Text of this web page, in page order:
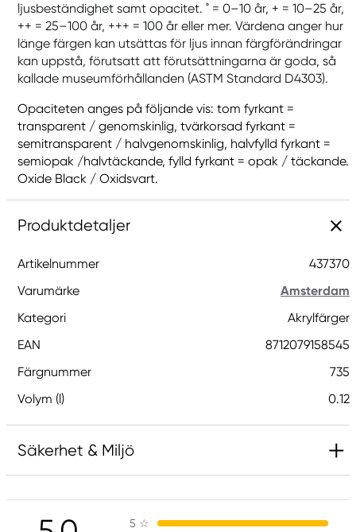
ljusbeständighet samt opacitet. ˚ = 0–10 år, + = 10–25 år,
++ = 25–100 år, +++ = 100 år eller mer. Värdena anger hur
länge färgen kan utsättas för ljus innan färgförändringar
kan uppstå, förutsatt att förutsättningarna är goda, så
kallade museumförhållanden (ASTM Standard D4303).
Opaciteten anges på följande vis: tom fyrkant =
transparent / genomskinlig, tvärkorsad fyrkant =
semitransparent / halvgenomskinlig, halvfylld fyrkant =
semiopak /halvtäckande, fylld fyrkant = opak / täckande.
Oxide Black / Oxidsvart.
Produktdetaljer
Artikelnummer
437370
Varumärke
Amsterdam
Kategori
Akrylfärger
EAN
8712079158545
Färgnummer
735
Volym (l)
0.12
Säkerhet & Miljö
Innehåller 5-klor-2-metyl-2H-isotiazol-3-one
och 2-metyl-2H-isotiazol-3-one (3:1) och 1,2-
5 ☆